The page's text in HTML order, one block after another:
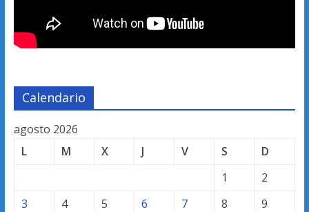
Calendario
agosto 2026
L
M X J V S
D
1
2
3
4 5 6 7 8
9